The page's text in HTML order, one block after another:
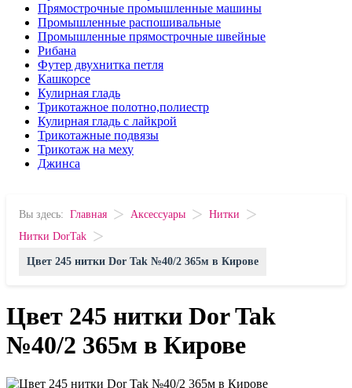
Прямострочные промышленные машины
Промышленные распошивальные
Промышленные прямострочные швейные
Рибана
Футер двухнитка петля
Кашкорсе
Кулирная гладь
Трикотажное полотно,полиестр
Кулирная гладь с лайкрой
Трикотажные подвязы
Трикотаж на меху
Джинса
Вы здесь: Главная > Аксессуары > Нитки >
Нитки DorTak >
Цвет 245 нитки Dor Tak №40/2 365м в Кирове
Цвет 245 нитки Dor Tak
№40/2 365м в Кирове